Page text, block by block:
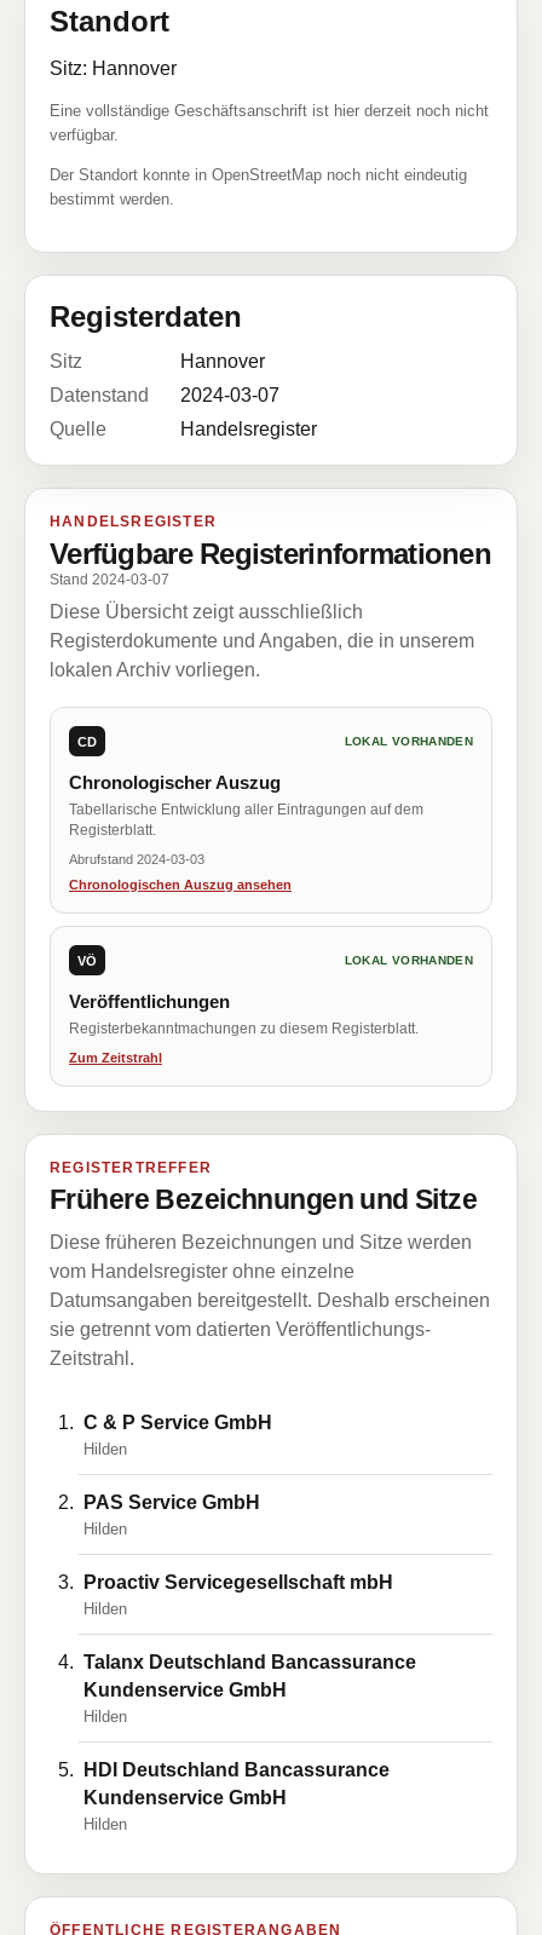
Standort
Sitz: Hannover
Eine vollständige Geschäftsanschrift ist hier derzeit noch nicht
verfügbar.
Der Standort konnte in OpenStreetMap noch nicht eindeutig
bestimmt werden.
Registerdaten
Sitz
Hannover
Datenstand
2024-03-07
Quelle
Handelsregister
HANDELSREGISTER
Verfügbare Registerinformationen
Stand 2024-03-07
Diese Übersicht zeigt ausschließlich
Registerdokumente und Angaben, die in unserem
lokalen Archiv vorliegen.
CD LOKAL VORHANDEN
Chronologischer Auszug
Tabellarische Entwicklung aller Eintragungen auf dem
Registerblatt.
Abrufstand 2024-03-03
Chronologischen Auszug ansehen
VÖ LOKAL VORHANDEN
Veröffentlichungen
Registerbekanntmachungen zu diesem Registerblatt.
Zum Zeitstrahl
REGISTERTREFFER
Frühere Bezeichnungen und Sitze
Diese früheren Bezeichnungen und Sitze werden
vom Handelsregister ohne einzelne
Datumsangaben bereitgestellt. Deshalb erscheinen
sie getrennt vom datierten Veröffentlichungs-
Zeitstrahl.
C & P Service GmbH
Hilden
PAS Service GmbH
Hilden
Proactiv Servicegesellschaft mbH
Hilden
Talanx Deutschland Bancassurance
Kundenservice GmbH
Hilden
HDI Deutschland Bancassurance
Kundenservice GmbH
Hilden
ÖFFENTLICHE REGISTERANGABEN